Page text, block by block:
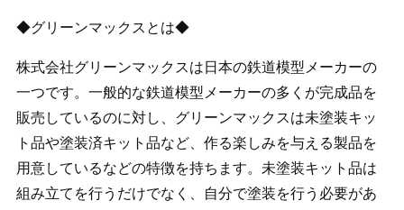
◆グリーンマックスとは◆
株式会社グリーンマックスは日本の鉄道模型メーカーの
一つです。一般的な鉄道模型メーカーの多くが完成品を
販売しているのに対し、グリーンマックスは未塗装キッ
ト品や塗装済キット品など、作る楽しみを与える製品を
用意しているなどの特徴を持ちます。未塗装キット品は
組み立てを行うだけでなく、自分で塗装を行う必要があ